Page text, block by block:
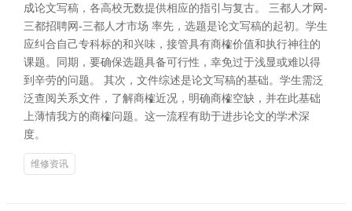
成论文写稿，各高校无数提供相应的指引与复古。 三都人才网-
三都招聘网-三都人才市场 率先，选题是论文写稿的起初。学生
应纠合自己专科标的和兴味，接管具有商榷价值和执行神往的
课题。同期，要确保选题具备可行性，幸免过于浅显或难以得
到辛劳的问题。 其次，文件综述是论文写稿的基础。学生需泛
泛查阅关系文件，了解商榷近况，明确商榷空缺，并在此基础
上薄情我方的商榷问题。这一流程有助于进步论文的学术深
度。
维修资讯